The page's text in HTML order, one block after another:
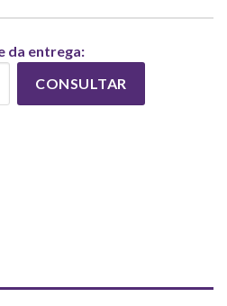
da entrega:
CONSULTAR